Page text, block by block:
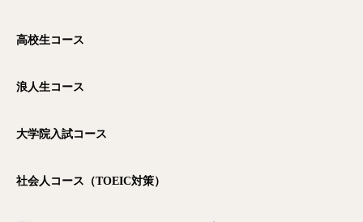
高校生コース
浪人生コース
大学院入試コース
社会人コース（TOEIC対策）